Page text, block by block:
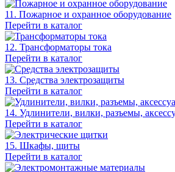
11. Пожарное и охранное оборудование
Перейти в каталог
12. Трансформаторы тока
Перейти в каталог
13. Средства электрозащиты
Перейти в каталог
14. Удлинители, вилки, разъемы,
Перейти в каталог
15. Шкафы, щиты
Перейти в каталог